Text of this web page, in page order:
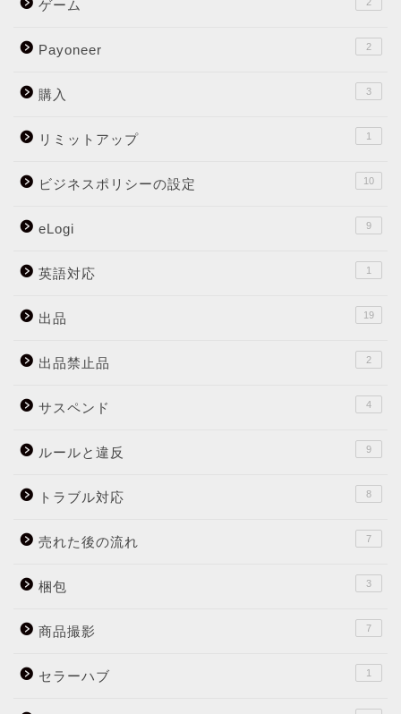
ゲーム
Payoneer 2
購入 3
リミットアップ 1
ビジネスポリシーの設定 10
eLogi 9
英語対応 1
出品 19
出品禁止品 2
サスペンド 4
ルールと違反 9
トラブル対応 8
売れた後の流れ 7
梱包 3
商品撮影 7
セラーハブ 1